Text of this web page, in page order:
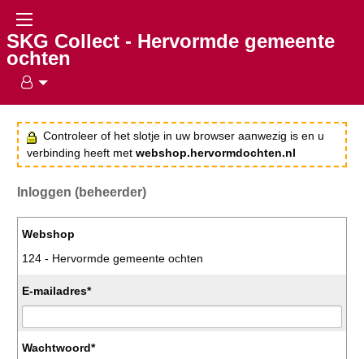
SKG Collect - Hervormde gemeente
ochten
Controleer of het slotje in uw browser aanwezig is en u
verbinding heeft met webshop.hervormdochten.nl
Inloggen (beheerder)
Webshop
124 - Hervormde gemeente ochten
E-mailadres*
Wachtwoord*